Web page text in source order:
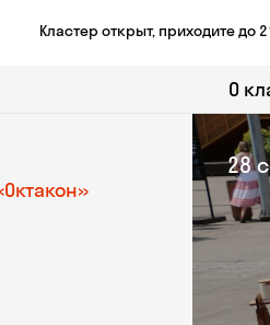
Кластер открыт, приходите до
О
28